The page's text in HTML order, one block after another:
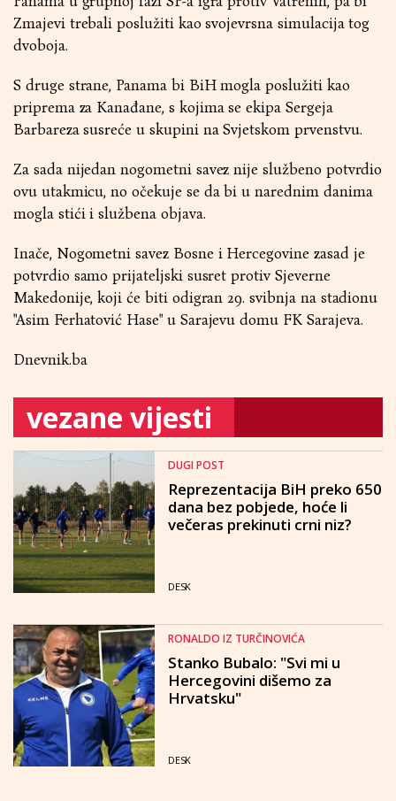
Zmajevi trebali poslužiti kao svojevrsna simulacija tog
dvoboja.
S druge strane, Panama bi BiH mogla poslužiti kao
priprema za Kanađane, s kojima se ekipa Sergeja
Barbareza susreće u skupini na Svjetskom prvenstvu.
Za sada nijedan nogometni savez nije službeno potvrdio
ovu utakmicu, no očekuje se da bi u narednim danima
mogla stići i službena objava.
Inače, Nogometni savez Bosne i Hercegovine zasad je
potvrdio samo prijateljski susret protiv Sjeverne
Makedonije, koji će biti odigran 29. svibnja na stadionu
"Asim Ferhatović Hase" u Sarajevu domu FK Sarajeva.
Dnevnik.ba
vezane vijesti
DUGI POST
Reprezentacija BiH preko 650
dana bez pobjede, hoće li
večeras prekinuti crni niz?
DESK
RONALDO IZ TURČINOVIĆA
Stanko Bubalo: "Svi mi u
Hercegovini dišemo za
Hrvatsku"
DESK